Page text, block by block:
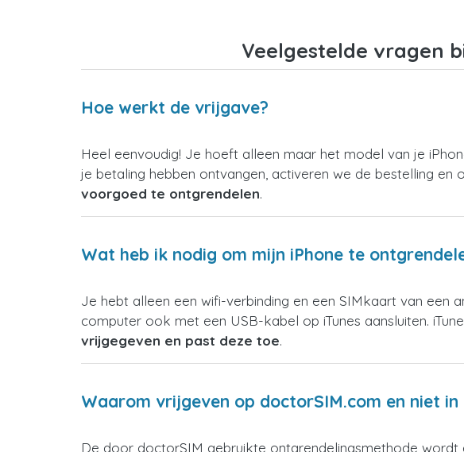
Veelgestelde vragen
Hoe werkt de vrijgave?
Heel eenvoudig! Je hoeft alleen maar het model van je
je betaling hebben ontvangen, activeren we de bestelling
voorgoed te ontgrendelen.
Wat heb ik nodig om mijn iPhone te
Je hebt alleen een wifi-verbinding en een SIMkaart van een
computer ook met een USB-kabel op iTunes aansluiten.
vrijgegeven en past deze toe.
Waarom vrijgeven op doctorSIM.com en niet in
De door doctorSIM gebruikte ontgrendelingsmethode